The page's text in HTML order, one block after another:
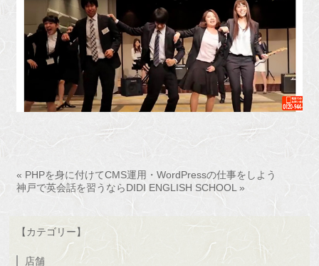
« PHPを身に付けてCMS運用・WordPressの仕事をしよう
神戸で英会話を習うならDIDI ENGLISH SCHOOL »
【カテゴリー】
店舗